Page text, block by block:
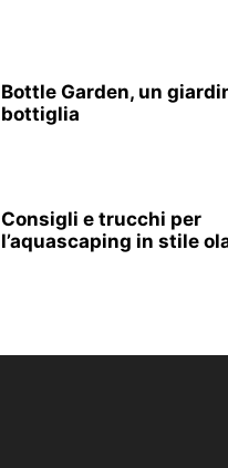
Bottle Garden, un
bottiglia
Consigli e trucchi per
l’aquascaping in stile